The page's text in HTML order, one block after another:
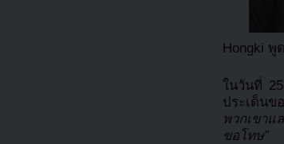
Hongki พู
ในวันที่
ประเด็นข
พวกเขา
ขอโทษ”